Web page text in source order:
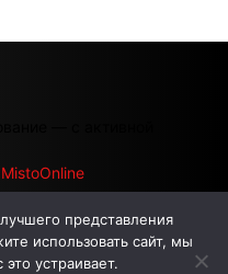
— с активной
РЕКЛАМА НА САЙТЕ
представления
использовать сайт, мы
это устраивает.